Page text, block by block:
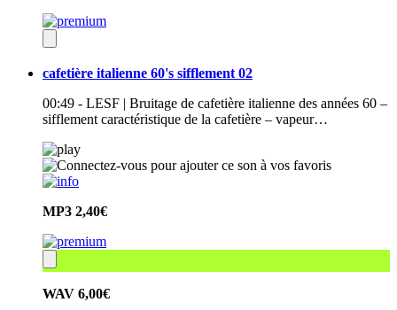
cafetière italienne 60's sifflement 02
00:49 - LESF | Bruitage de cafetière italienne des années 60 –
sifflement caractéristique de la cafetière – vapeur…
MP3 2,40€
WAV 6,00€